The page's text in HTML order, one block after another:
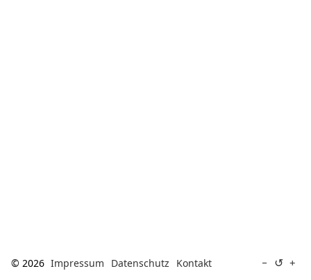
© 2026 Impressum Datenschutz Kontakt − ↺ +